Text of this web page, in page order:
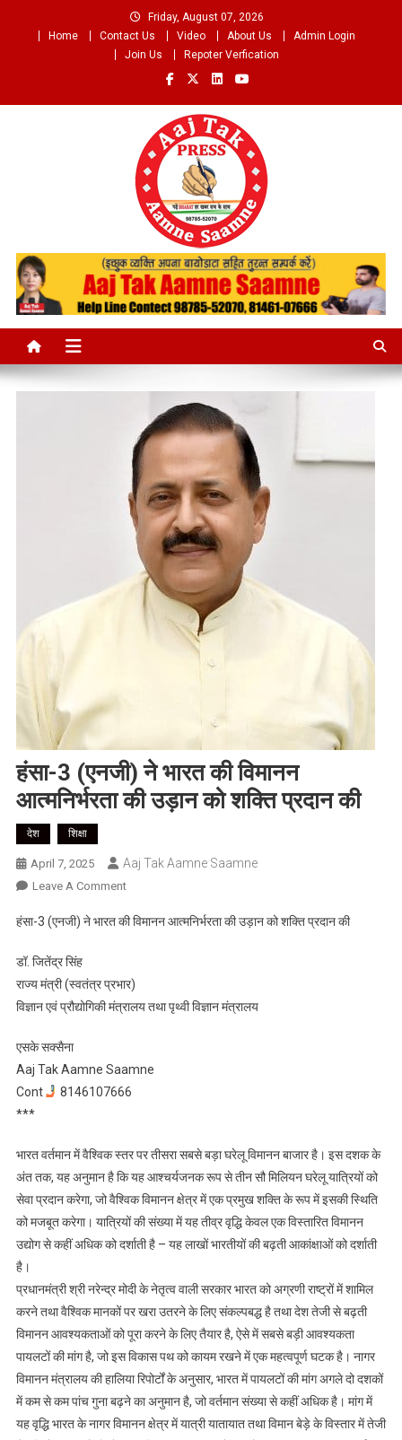
Friday, August 07, 2026
Home
Contact Us Video About Us
Admin Login
Join Us
Repoter Verfication
Aaj Tak Aamne Saamne.com
हंसा-3 (एनजी) ने भारत की विमानन
आत्मनिर्भरता की उड़ान को शक्ति प्रदान की
देश शिक्षा
April 7, 2025 Aaj Tak Aamne Saamne
Leave A CommentOn
(एनजी)
की
विमानन
उड़ान
को
की
हंसा-3 (एनजी) ने भारत की विमानन आत्मनिर्भरता की उड़ान को शक्ति प्रदान की
डॉ. जितेंद्र सिंह
राज्य मंत्री (स्वतंत्र प्रभार)
विज्ञान एवं प्रौद्योगिकी मंत्रालय तथा पृथ्वी विज्ञान मंत्रालय
एसके सक्सैना
Aaj Tak Aamne Saamne
Cont
8146107666
***
भारत वर्तमान में वैश्विक स्तर पर तीसरा सबसे बड़ा घरेलू विमानन बाजार है। इस दशक के
अंत तक, यह अनुमान है कि यह आश्चर्यजनक रूप से तीन सौ मिलियन घरेलू यात्रियों को
सेवा प्रदान करेगा, जो वैश्विक विमानन क्षेत्र में एक प्रमुख शक्ति के रूप में इसकी स्थिति
को मजबूत करेगा। यात्रियों की संख्या में यह तीव्र वृद्धि केवल एक विस्तारित विमानन
उद्योग से कहीं अधिक को दर्शाती है – यह लाखों भारतीयों की बढ़ती आकांक्षाओं को दर्शाती
है।
प्रधानमंत्री श्री नरेन्द्र मोदी के नेतृत्व वाली सरकार भारत को अग्रणी राष्ट्रों में शामिल
करने तथा वैश्विक मानकों पर खरा उतरने के लिए संकल्पबद्ध है तथा देश तेजी से बढ़ती
विमानन आवश्यकताओं को पूरा करने के लिए तैयार है, ऐसे में सबसे बड़ी आवश्यकता
पायलटों की मांग है, जो इस विकास पथ को कायम रखने में एक महत्वपूर्ण घटक है। नागर
विमानन मंत्रालय की हालिया रिपोर्टों के अनुसार, भारत में पायलटों की मांग अगले दो दशकों
में कम से कम पांच गुना बढ़ने का अनुमान है, जो वर्तमान संख्या से कहीं अधिक है। मांग में
यह वृद्धि भारत के नागर विमानन क्षेत्र में यात्री यातायात तथा विमान बेड़े के विस्तार में तेजी